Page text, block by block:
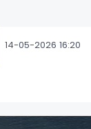
14-05-2026 16:20